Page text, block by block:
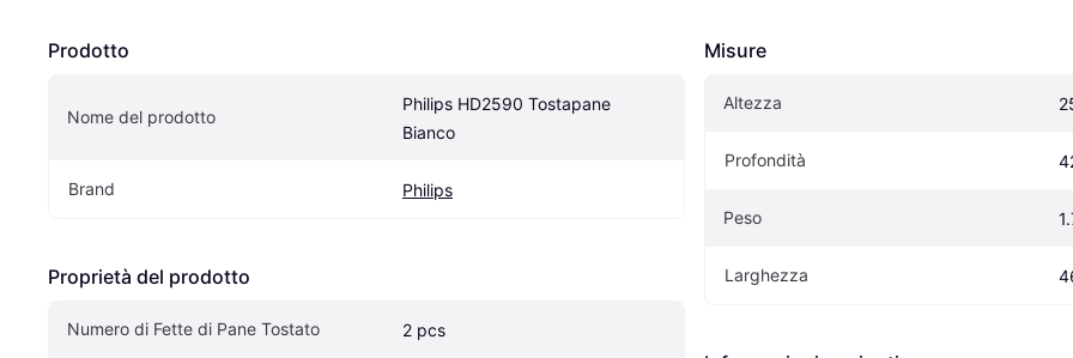
Prodotto
Nome del prodotto
Philips HD2590 Tostapane
Bianco
Brand Philips
Proprietà del prodotto
Numero di Fette di Pane Tostato 2 pcs
Misure
Altezza
Profondità
Peso
Larghezza